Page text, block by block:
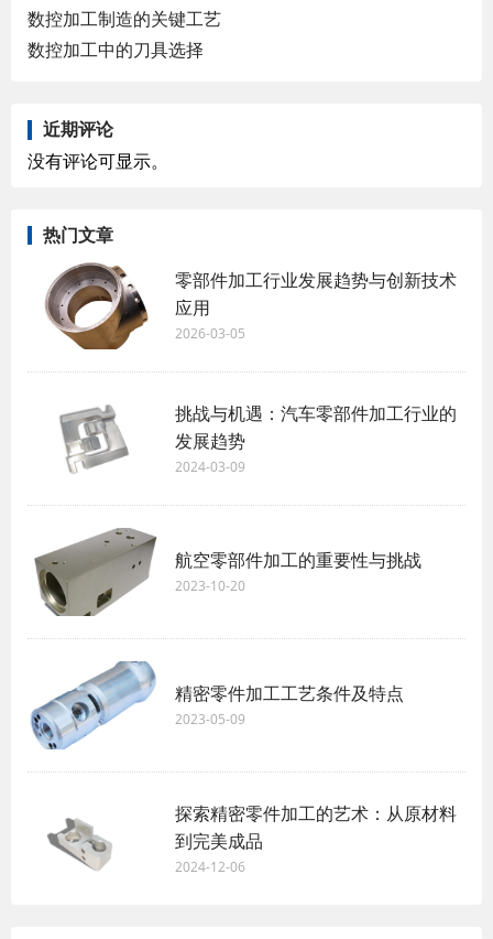
数控加工制造的关键工艺
数控加工中的刀具选择
近期评论
没有评论可显示。
热门文章
零部件加工行业发展趋势与创新技术
应用
2026-03-05
挑战与机遇：汽车零部件加工行业的
发展趋势
2024-03-09
航空零部件加工的重要性与挑战
2023-10-20
精密零件加工工艺条件及特点
2023-05-09
探索精密零件加工的艺术：从原材料
到完美成品
2024-12-06